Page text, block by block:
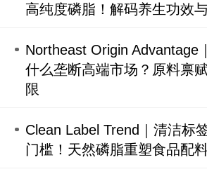
高纯度磷脂！解码养生功效
Northeast Origin Advantage
什么垄断高端市场？原料禀
限
Clean Label Trend｜清洁标
门槛！天然磷脂重塑食品配